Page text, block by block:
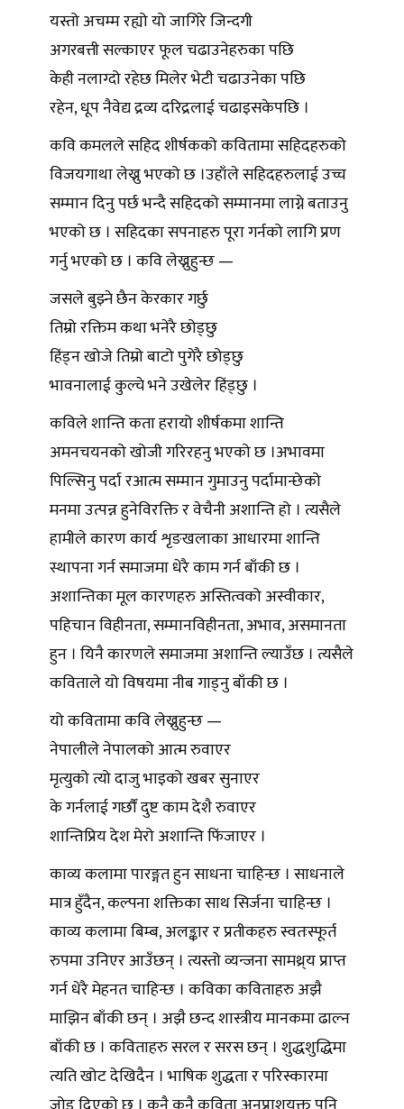
यस्तो अचम्म रह्यो यो जागिरे जिन्दगी
अगरबत्ती सल्काएर फूल चढाउनेहरुका पछि
केही नलाग्दो रहेछ मिलेर भेटी चढाउनेका पछि
रहेन, धूप नैवेद्य द्रव्य दरिद्रलाई चढाइसकेपछि ।
कवि कमलले सहिद शीर्षकको कवितामा सहिदहरुको
विजयगाथा लेख्नु भएको छ ।उहाँले सहिदहरुलाई उच्च
सम्मान दिनु पर्छ भन्दै सहिदको सम्मानमा लाग्ने बताउनु
भएको छ । सहिदका सपनाहरु पूरा गर्नको लागि प्रण
गर्नु भएको छ । कवि लेख्नुहुन्छ —
जसले बुझ्ने छैन केरकार गर्छु
तिम्रो रक्तिम कथा भनेरै छोड्छु
हिंड्न खोजे तिम्रो बाटो पुगेरै छोड्छु
भावनालाई कुल्चे भने उखेलेर हिंड्छु ।
कविले शान्ति कता हरायो शीर्षकमा शान्ति
अमनचयनको खोजी गरिरहनु भएको छ ।अभावमा
पिल्सिनु पर्दा रआत्म सम्मान गुमाउनु पर्दामान्छेको
मनमा उत्पन्न हुनेविरक्ति र वेचैनी अशान्ति हो । त्यसैले
हामीले कारण कार्य शृङखलाका आधारमा शान्ति
स्थापना गर्न समाजमा धेरै काम गर्न बाँकी छ ।
अशान्तिका मूल कारणहरु अस्तित्वको अस्वीकार,
पहिचान विहीनता, सम्मानविहीनता, अभाव, असमानता
हुन । यिनै कारणले समाजमा अशान्ति ल्याउँछ । त्यसैले
कविताले यो विषयमा नीब गाड्नु बाँकी छ ।
यो कवितामा कवि लेख्नुहुन्छ —
नेपालीले नेपालको आत्म रुवाएर
मृत्युको त्यो दाजु भाइको खबर सुनाएर
के गर्नलाई गर्छाैं दुष्ट काम देशै रुवाएर
शान्तिप्रिय देश मेरो अशान्ति फिंजाएर ।
काव्य कलामा पारङ्गत हुन साधना चाहिन्छ । साधनाले
मात्र हुँदैन, कल्पना शक्तिका साथ सिर्जना चाहिन्छ ।
काव्य कलामा बिम्ब, अलङ्कार र प्रतीकहरु स्वतःस्फूर्त
रुपमा उनिएर आउँछन् । त्यस्तो व्यन्जना सामथ्र्य प्राप्त
गर्न धेरै मेहनत चाहिन्छ । कविका कविताहरु अझै
माझिन बाँकी छन् । अझै छन्द शास्त्रीय मानकमा ढाल्न
बाँकी छ । कविताहरु सरल र सरस छन् । शुद्धशुद्धिमा
त्यति खोट देखिदैन । भाषिक शुद्धता र परिस्कारमा